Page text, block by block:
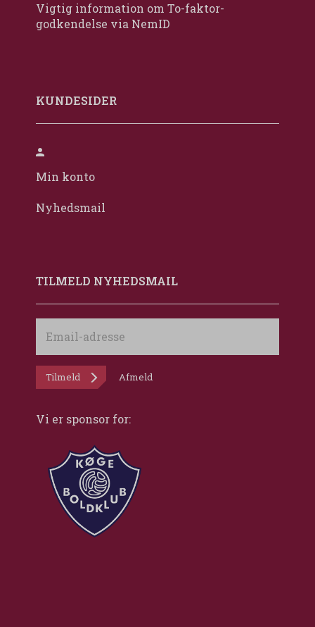
Vigtig information om To-faktor-
godkendelse via NemID
KUNDESIDER
Min konto
Nyhedsmail
TILMELD NYHEDSMAIL
adresse
Tilmeld Afmeld
Vi er sponsor for: